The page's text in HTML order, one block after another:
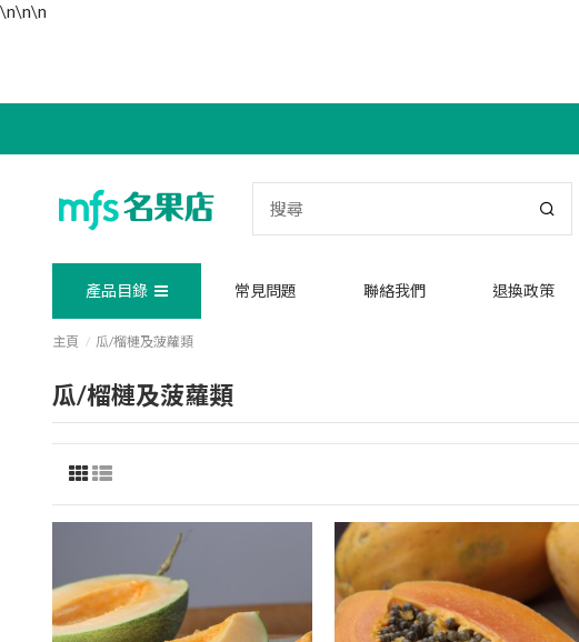
\n\n\n
產品目錄 常見問題 聯絡我們 退換政策
主頁 瓜/榴槤及菠蘿類
瓜/榴槤及菠蘿類